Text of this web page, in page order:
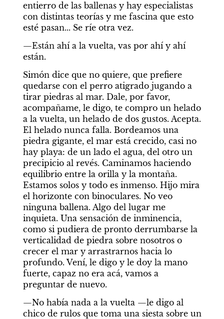
entierro de las ballenas y hay especialistas
con distintas teorías y me fascina que esto
esté pasan... Se ríe otra vez.
—Están ahí a la vuelta, vas por ahí y ahí
están.
Simón dice que no quiere, que prefiere
quedarse con el perro atigrado jugando a
tirar piedras al mar. Dale, por favor,
acompañame, le digo, te compro un helado
a la vuelta, un helado de dos gustos. Acepta.
El helado nunca falla. Bordeamos una
piedra gigante, el mar está crecido, casi no
hay playa: de un lado el agua, del otro un
precipicio al revés. Caminamos haciendo
equilibrio entre la orilla y la montaña.
Estamos solos y todo es inmenso. Hijo mira
el horizonte con binoculares. No veo
ninguna ballena. Algo del lugar me
inquieta. Una sensación de inminencia,
como si pudiera de pronto derrumbarse la
verticalidad de piedra sobre nosotros o
crecer el mar y arrastrarnos hacia lo
profundo. Vení, le digo y le doy la mano
fuerte, capaz no era acá, vamos a
preguntar de nuevo.
—No había nada a la vuelta —le digo al
chico de rulos que toma una siesta sobre un